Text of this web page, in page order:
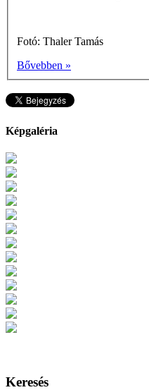
Fotó: Thaler Tamás
Bővebben »
Képgaléria
Keresés